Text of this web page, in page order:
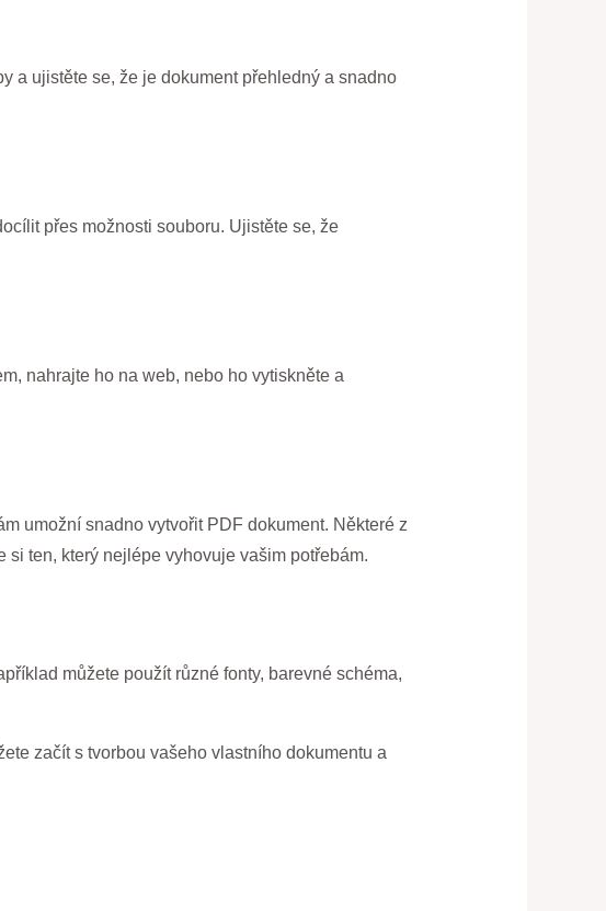
a ujistěte se, že je dokument přehledný a snadno
přes možnosti souboru. Ujistěte se, že
nahrajte ho na web, nebo ho vytiskněte a
umožní snadno vytvořit PDF dokument. Některé z
ten, který nejlépe vyhovuje vašim potřebám.
můžete použít různé fonty, barevné schéma,
začít s tvorbou vašeho vlastního dokumentu a